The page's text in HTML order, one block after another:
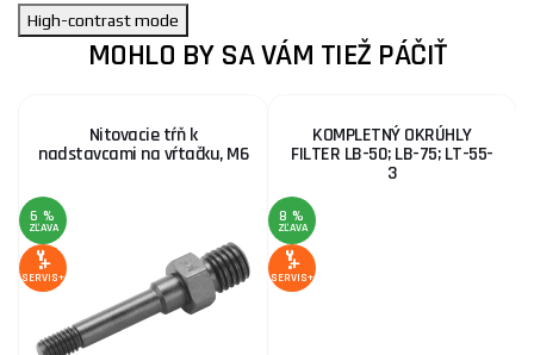
High-contrast mode
MOHLO BY SA VÁM TIEŽ PÁČIŤ
Nitovacie tŕň k
nadstavcami na vŕtačku, M6
6 %
ZĽAVA
SERVIS+
KOMPLETNÝ OKRÚHLY
FILTER LB-50; LB-75; LT-55-
3
8 %
ZĽAVA
SERVIS+